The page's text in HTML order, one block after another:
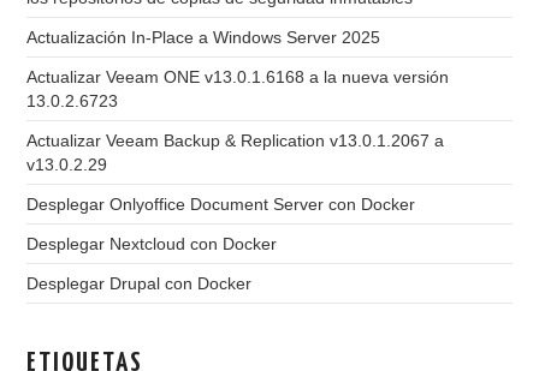
Actualización In-Place a Windows Server 2025
Actualizar Veeam ONE v13.0.1.6168 a la nueva versión
13.0.2.6723
Actualizar Veeam Backup & Replication v13.0.1.2067 a
v13.0.2.29
Desplegar Onlyoffice Document Server con Docker
Desplegar Nextcloud con Docker
Desplegar Drupal con Docker
ETIQUETAS